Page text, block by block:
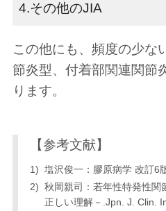
4.その他のJIA
この他にも、頻度の少な
節炎型、付着部関連関節
ります。
【参考文献】
塩沢俊一：膠原病学 改訂6
秋岡親司：若年性特発性関
正しい理解－.Jpn. J. Clin.